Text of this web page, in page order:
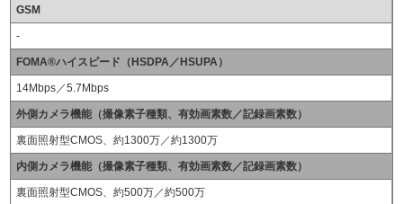
GSM
-
FOMA®ハイスピード（HSDPA／HSUPA）
14Mbps／5.7Mbps
外側カメラ機能（撮像素子種類、有効画素数／記録画素数）
裏面照射型CMOS、約1300万／約1300万
内側カメラ機能（撮像素子種類、有効画素数／記録画素数）
裏面照射型CMOS、約500万／約500万